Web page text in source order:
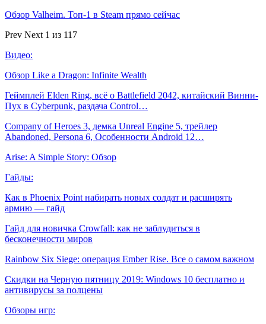
Обзор Valheim. Топ-1 в Steam прямо сейчас
Prev Next 1 из 117
Видео:
Обзор Like a Dragon: Infinite Wealth
Геймплей Elden Ring, всё о Battlefield 2042, китайский Винни-
Пух в Cyberpunk, раздача Control…
Company of Heroes 3, демка Unreal Engine 5, трейлер
Abandoned, Persona 6, Особенности Android 12…
Arise: A Simple Story: Обзор
Гайды:
Как в Phoenix Point набирать новых солдат и расширять
армию — гайд
Гайд для новичка Crowfall: как не заблудиться в
бесконечности миров
Rainbow Six Siege: операция Ember Rise. Все о самом важном
Скидки на Черную пятницу 2019: Windows 10 бесплатно и
антивирусы за полцены
Обзоры игр: